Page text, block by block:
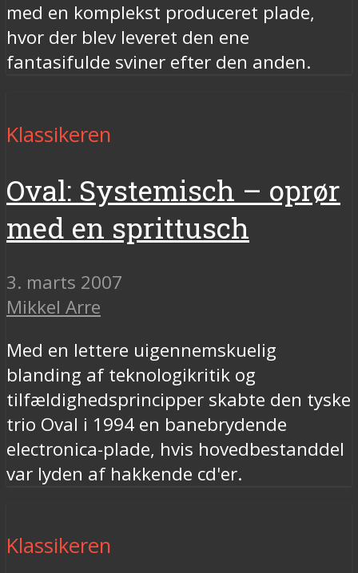
med en komplekst produceret plade,
hvor der blev leveret den ene
fantasifulde sviner efter den anden.
Klassikeren
Oval: Systemisch – oprør
med en sprittusch
3. marts 2007
Mikkel Arre
Med en lettere uigennemskuelig
blanding af teknologikritik og
tilfældighedsprincipper skabte den tyske
trio Oval i 1994 en banebrydende
electronica-plade, hvis hovedbestanddel
var lyden af hakkende cd'er.
Klassikeren